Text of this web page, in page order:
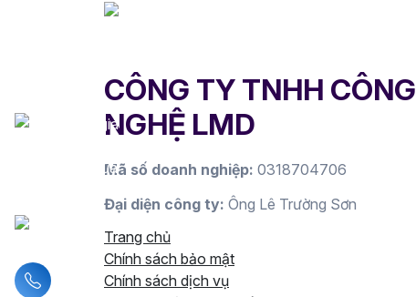
CÔNG TY TNHH CÔNG
NGHỆ LMD
Mã số doanh nghiệp: 0318704706
Đại diện công ty: Ông Lê Trường Sơn
Trang chủ
Chính sách bảo mật
Chính sách dịch vụ
Liên hệ hotline